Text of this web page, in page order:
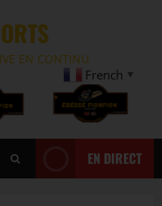
EN CONTINU
French ▼
EN DIRECT